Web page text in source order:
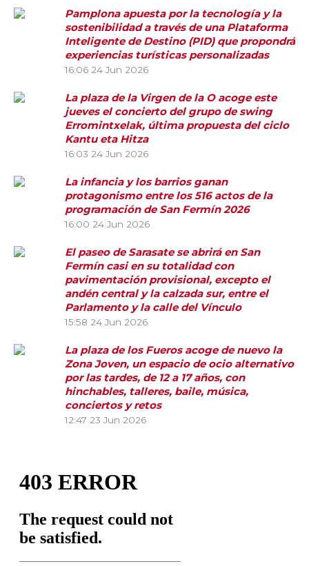
Pamplona apuesta por la tecnología y la
sostenibilidad a través de una Plataforma
Inteligente de Destino (PID) que propondrá
experiencias turísticas personalizadas
16:06 24 Jun 2026
La plaza de la Virgen de la O acoge este
jueves el concierto del grupo de swing
Erromintxelak, última propuesta del ciclo
Kantu eta Hitza
16:03 24 Jun 2026
La infancia y los barrios ganan
protagonismo entre los 516 actos de la
programación de San Fermín 2026
16:00 24 Jun 2026
El paseo de Sarasate se abrirá en San
Fermín casi en su totalidad con
pavimentación provisional, excepto el
andén central y la calzada sur, entre el
Parlamento y la calle del Vínculo
15:58 24 Jun 2026
La plaza de los Fueros acoge de nuevo la
Zona Joven, un espacio de ocio alternativo
por las tardes, de 12 a 17 años, con
hinchables, talleres, baile, música,
conciertos y retos
12:47 23 Jun 2026